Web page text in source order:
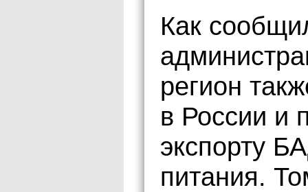
Как
регион
в России и
экспорту
питания.